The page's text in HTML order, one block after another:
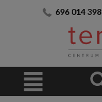
696 014 398